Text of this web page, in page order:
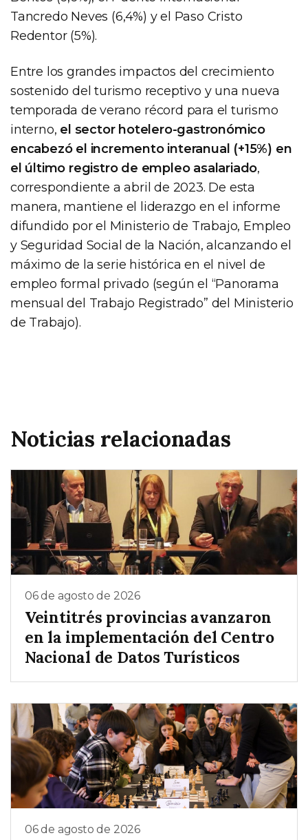
Tancredo Neves (6,4%) y el Paso Cristo
Redentor (5%).
Entre los grandes impactos del crecimiento
sostenido del turismo receptivo y una nueva
temporada de verano récord para el turismo
interno, el sector hotelero-gastronómico
encabezó el incremento interanual (+15%) en
el último registro de empleo asalariado,
correspondiente a abril de 2023. De esta
manera, mantiene el liderazgo en el informe
difundido por el Ministerio de Trabajo, Empleo
y Seguridad Social de la Nación, alcanzando el
máximo de la serie histórica en el nivel de
empleo formal privado (según el “Panorama
mensual del Trabajo Registrado” del Ministerio
de Trabajo).
Noticias relacionadas
06 de agosto de 2026
Veintitrés provincias avanzaron
en la implementación del Centro
Nacional de Datos Turísticos
06 de agosto de 2026